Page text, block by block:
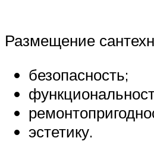
Размещение
безопасность;
эстетику.